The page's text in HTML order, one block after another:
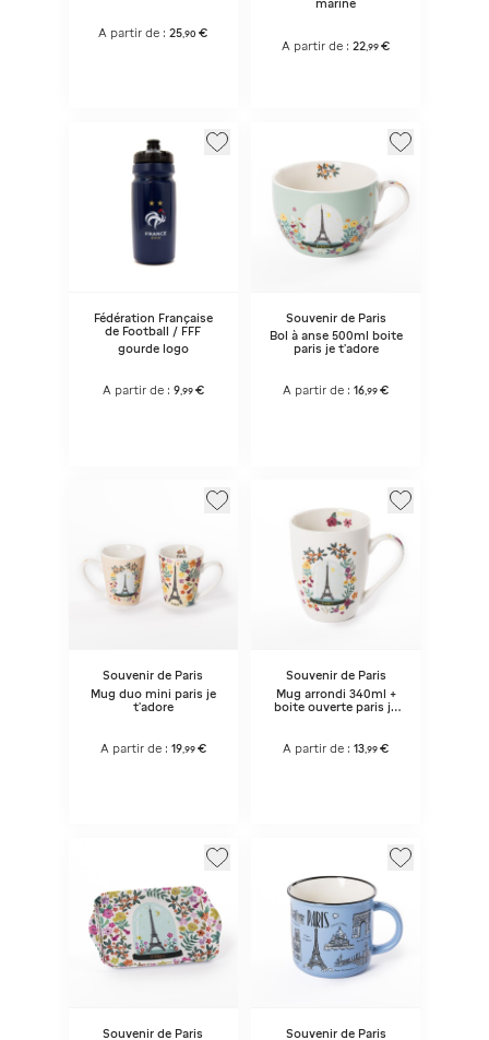
A partir de :25 ,90 €
marine
A partir de :22 ,99 €
Fédération Française
de Football / FFF
gourde logo
A partir de : 9,99 €
Souvenir de Paris
Bol à anse 500ml boite
paris je t'adore
A partir de :16,99 €
Souvenir de Paris
Mug duo mini paris je
t'adore
A partir de : 19,99 €
Souvenir de Paris
Mug arrondi 340ml +
boite ouverte paris je
A partir de :13,99 €
Souvenir de Paris
Souvenir de Paris